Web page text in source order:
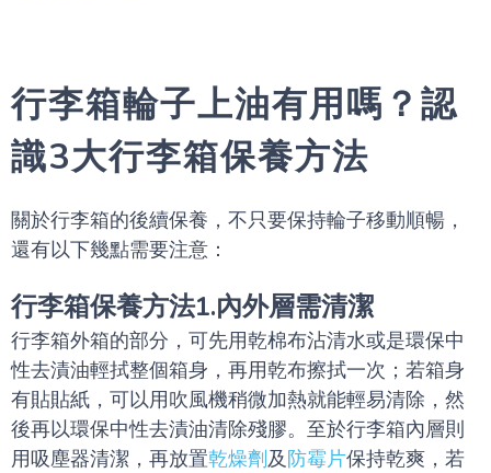
行李箱輪子上油有用嗎？認
識3大行李箱保養方法
關於行李箱的後續保養，不只要保持輪子移動順暢，
還有以下幾點需要注意：
行李箱保養方法1.內外層需清潔
行李箱外箱的部分，可先用乾棉布沾清水或是環保中
性去漬油輕拭整個箱身，再用乾布擦拭一次；若箱身
有貼貼紙，可以用吹風機稍微加熱就能輕易清除，然
後再以環保中性去漬油清除殘膠。至於行李箱內層則
用吸塵器清潔，再放置乾燥劑及防霉片保持乾爽，若